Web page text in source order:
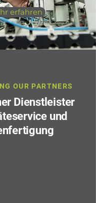
erfahren
OUR PARTNERS
Dienstleister
und